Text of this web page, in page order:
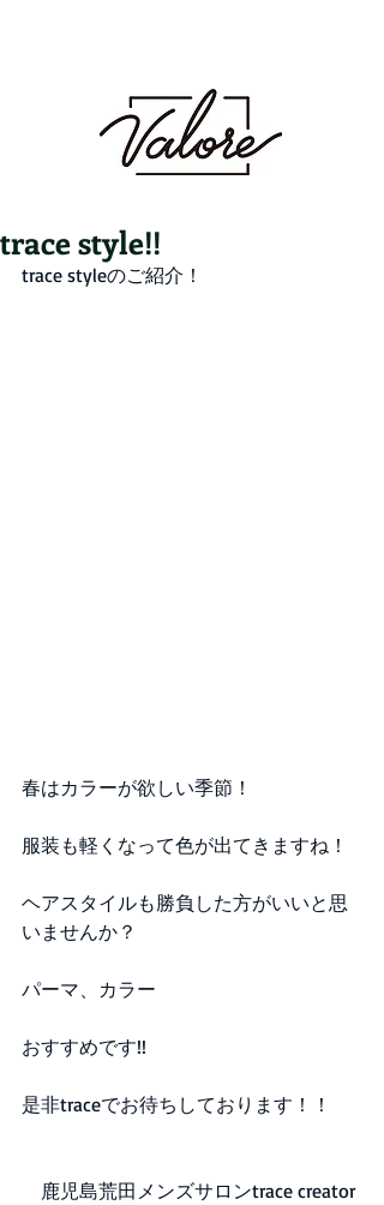
鹿児島美容室 デザイン 似合わせ パ
ーマ メンズパーマ 波巻き スパイラル ツイスト
ツイスパ ピンパーマ ダウンパーマ カラー ダブル
カラー ハイトーン ブリーチ １ブリーチ メッシュ
メッシュキャップ ホワイト シルバー ベージュ ミル
trace style!!
trace styleのご紹介！
春はカラーが欲しい季節！
服装も軽くなって色が出てきますね！
ヘアスタイルも勝負した方がいいと思
いませんか？
パーマ、カラー
おすすめです!!
是非traceでお待ちしております！！
鹿児島荒田メンズサロンtrace creator